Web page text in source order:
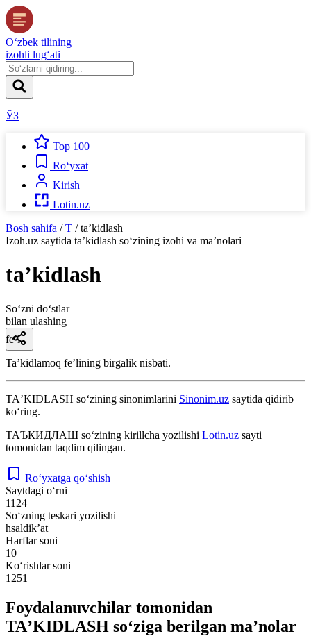
O‘zbek tilining
izohli lug‘ati
ЎЗ
Top 100
Ro‘yxat
Kirish
Lotin.uz
Bosh sahifa / T / taʼkidlash
Izoh.uz saytida taʼkidlash so‘zining izohi va ma’nolari
taʼkidlash
So‘zni do‘stlar
bilan ulashing
fe’l
Taʼkidlamoq feʼlining birgalik nisbati.
TAʼKIDLASH so‘zining sinonimlarini Sinonim.uz saytida qidirib
ko‘ring.
ТАЪКИДЛАШ so‘zining kirillcha yozilishi Lotin.uz sayti
tomonidan taqdim qilingan.
Ro‘yxatga qo‘shish
Saytdagi o‘rni
1124
So‘zning teskari yozilishi
hsaldikʼat
Harflar soni
10
Ko‘rishlar soni
1251
Foydalanuvchilar tomonidan
TAʼKIDLASH so‘ziga berilgan ma’nolar